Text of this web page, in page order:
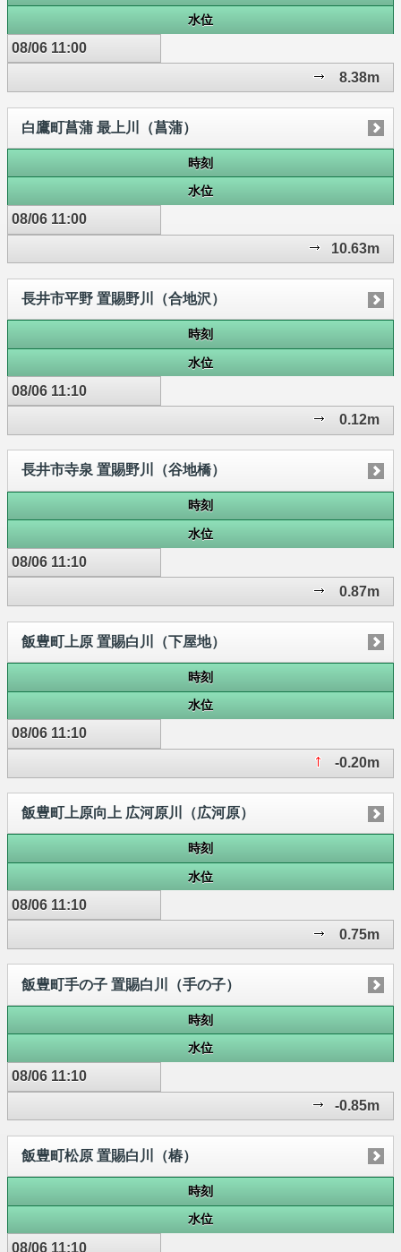
水位
08/06 11:00
8.38m
白鷹町菖蒲 最上川（菖蒲）
時刻
水位
08/06 11:00
10.63m
長井市平野 置賜野川（合地沢）
時刻
水位
08/06 11:10
0.12m
長井市寺泉 置賜野川（谷地橋）
時刻
水位
08/06 11:10
0.87m
飯豊町上原 置賜白川（下屋地）
時刻
水位
08/06 11:10
-0.20m
飯豊町上原向上 広河原川（広河原）
時刻
水位
08/06 11:10
0.75m
飯豊町手の子 置賜白川（手の子）
時刻
水位
08/06 11:10
-0.85m
飯豊町松原 置賜白川（椿）
時刻
水位
08/06 11:10